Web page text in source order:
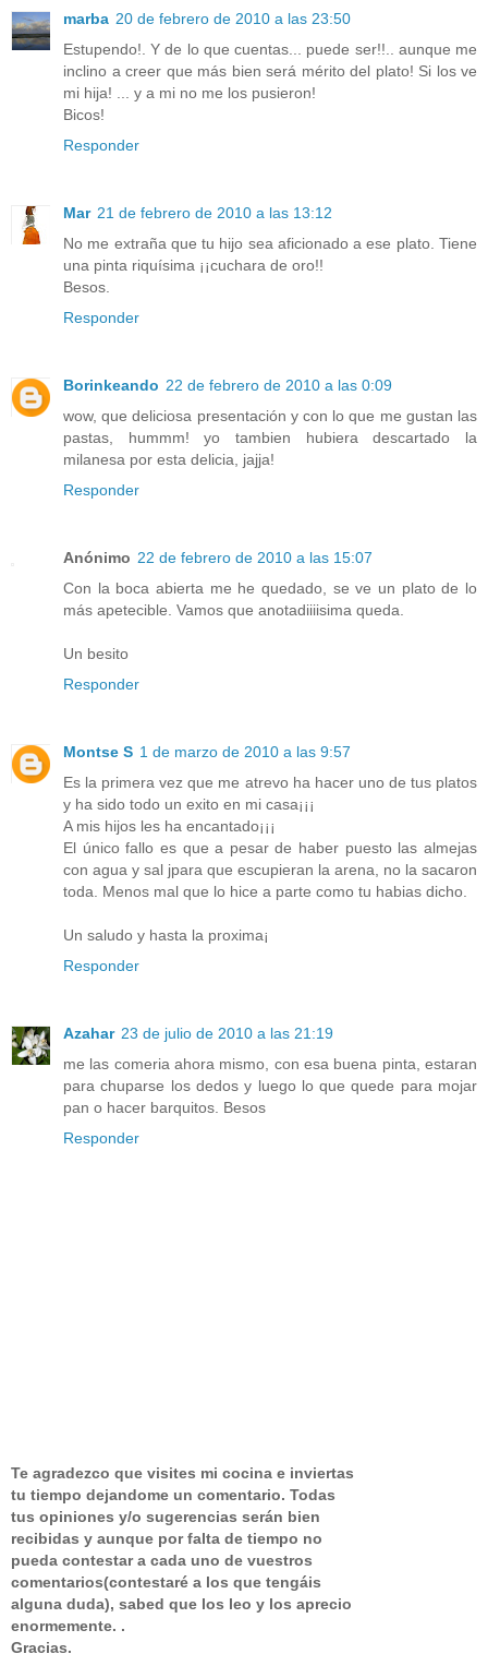
marba 20 de febrero de 2010 a las 23:50
Estupendo!. Y de lo que cuentas... puede ser!!.. aunque me
inclino a creer que más bien será mérito del plato! Si los ve
mi hija! ... y a mi no me los pusieron!
Bicos!
Responder
Mar 21 de febrero de 2010 a las 13:12
No me extraña que tu hijo sea aficionado a ese plato. Tiene
una pinta riquísima ¡¡cuchara de oro!!
Besos.
Responder
Borinkeando 22 de febrero de 2010 a las 0:09
wow, que deliciosa presentación y con lo que me gustan las
pastas, hummm! yo tambien hubiera descartado la
milanesa por esta delicia, jajja!
Responder
Anónimo 22 de febrero de 2010 a las 15:07
Con la boca abierta me he quedado, se ve un plato de lo
más apetecible. Vamos que anotadiiiisima queda.
Un besito
Responder
Montse S 1 de marzo de 2010 a las 9:57
Es la primera vez que me atrevo ha hacer uno de tus platos
y ha sido todo un exito en mi casa¡¡¡
A mis hijos les ha encantado¡¡¡
El único fallo es que a pesar de haber puesto las almejas
con agua y sal jpara que escupieran la arena, no la sacaron
toda. Menos mal que lo hice a parte como tu habias dicho.
Un saludo y hasta la proxima¡
Responder
Azahar 23 de julio de 2010 a las 21:19
me las comeria ahora mismo, con esa buena pinta, estaran
para chuparse los dedos y luego lo que quede para mojar
pan o hacer barquitos. Besos
Responder
Te agradezco que visites mi cocina e inviertas
tu tiempo dejandome un comentario. Todas
tus opiniones y/o sugerencias serán bien
recibidas y aunque por falta de tiempo no
pueda contestar a cada uno de vuestros
comentarios(contestaré a los que tengáis
alguna duda), sabed que los leo y los aprecio
enormemente. .
Gracias.